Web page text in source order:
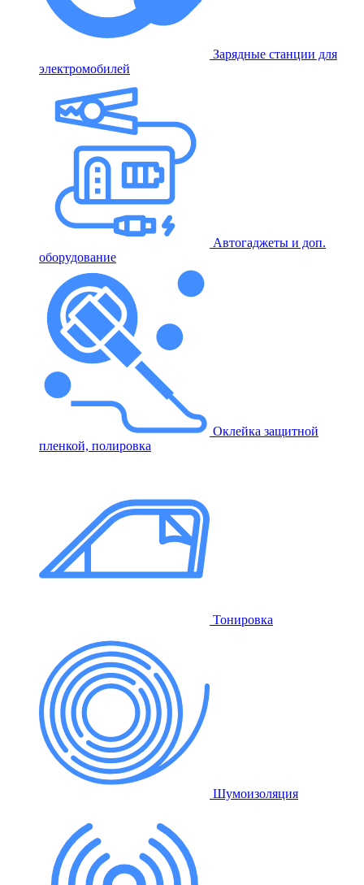
Зарядные станции для
электромобилей
Автогаджеты и доп.
оборудование
Оклейка защитной
пленкой, полировка
Тонировка
Шумоизоляция